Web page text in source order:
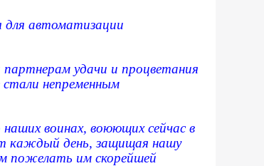
для автоматизации
удачи и процветания
непременным
воинах, воюющих сейчас в
каждый день, защищая нашу
пожелать им скорейшей